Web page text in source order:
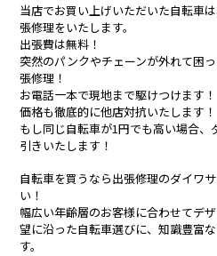
当店でお買い上げいただいた自転車
張修理をいたします。
出張費は無料！
突然のパンクやチェーンが外れて困
張修理！
お電話一本で現地まで駆けつけます！
価格も徹底的に他店対抗いたします！
もし同じ自転車が1円でも高い場合
引きいたします！
自転車を買うなら出張修理のダイワ
い！
幅広い年齢層のお客様に合わせてデ
望に沿った自転車選びに、知識豊富
す。